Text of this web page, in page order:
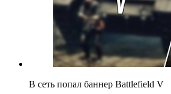
В сеть попал баннер Battlefield V